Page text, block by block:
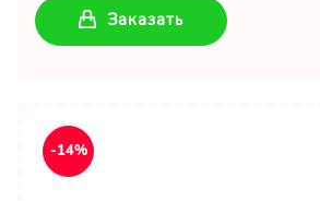
Заказать
-14%